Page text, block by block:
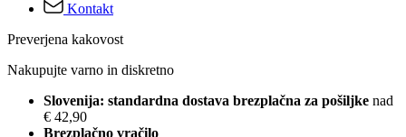
Kontakt
Preverjena kakovost
Nakupujte varno in diskretno
Slovenija: standardna dostava brezplačna za pošiljke nad
€ 42,90
Brezplačno vračilo